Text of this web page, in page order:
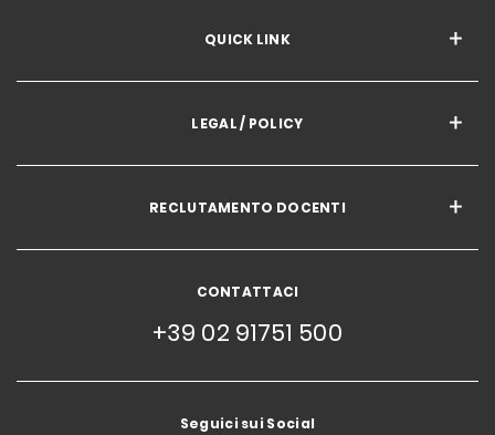
QUICK LINK
LEGAL / POLICY
RECLUTAMENTO DOCENTI
CONTATTACI
+39 02 91751 500
Seguici sui Social